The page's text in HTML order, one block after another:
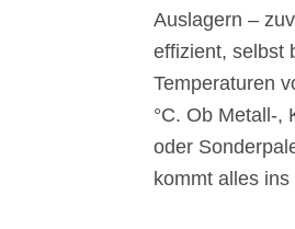
Auslagern –
effizient, selbst
Temperaturen
°C. Ob Metall-,
oder
kommt alles ins